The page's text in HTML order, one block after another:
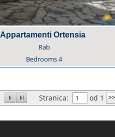
Appartamenti Ortensia
Rab
Bedrooms4
Stranica: od 1